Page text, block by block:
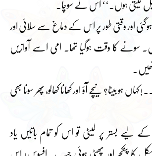
لیتی ہوں۔‘‘ اس نے سوچا۔
اور وقتی طور پر اس کے دماغ سے سلائی اور
سونے کا وقت ہوگیا تھا۔ امی اسے آوازیں
ہو بیٹا؟ نیچے آؤ اور کھانا کھالو، پھر سونا بھی
بستر پر لیٹی تو اس کو تمام باتیں یاد